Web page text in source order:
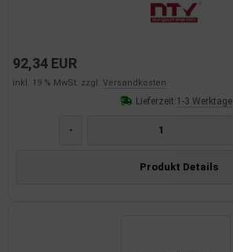
92,34 EUR
inkl. 19 % MwSt. zzgl. Versandkosten
Lieferzeit:1-3 Werktage
-
Produkt Details